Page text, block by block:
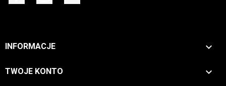
INFORMACJE 
TWOJE KONTO 